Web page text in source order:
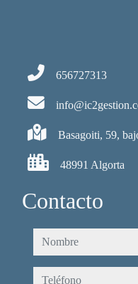
656727313
Basagoiti, 59,
48991 Algorta
Contacto
nombre
teléfono